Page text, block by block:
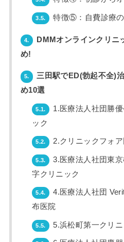
3.5. 特徴⑤：自費診療
4.
DMMオンラインクリニ
め!
5.
三田駅でED(勃起不全)
め10選
5.1.
1.医療法人社団勝
ック
5.2. 2.クリニックフォ
5.3.
3.医療法人社団東
字クリニック
5.4.
4.医療法人社団
布医院
5.5. 5.浜松町第一クリニ